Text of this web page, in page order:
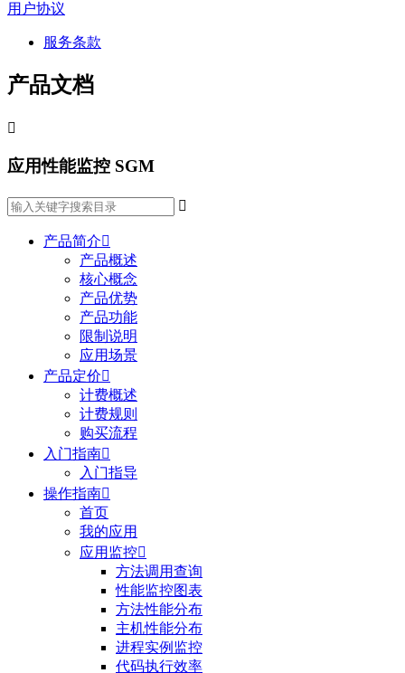
用户协议
服务条款
产品文档

应用性能监控 SGM

产品简介
产品概述
核心概念
产品优势
产品功能
限制说明
应用场景
产品定价
计费概述
计费规则
购买流程
入门指南
入门指导
操作指南
首页
我的应用
应用监控
方法调用查询
性能监控图表
方法性能分布
主机性能分布
进程实例监控
代码执行效率